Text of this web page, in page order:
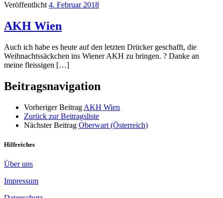
Veröffentlicht 4. Februar 2018
AKH Wien
Auch ich habe es heute auf den letzten Drücker geschafft, die
Weihnachtssäckchen ins Wiener AKH zu bringen. ? Danke an
meine fleissigen […]
Beitragsnavigation
Vorheriger Beitrag AKH Wien
Zurück zur Beitragsliste
Nächster Beitrag Oberwart (Österreich)
Hilfreiches
Über uns
Impressum